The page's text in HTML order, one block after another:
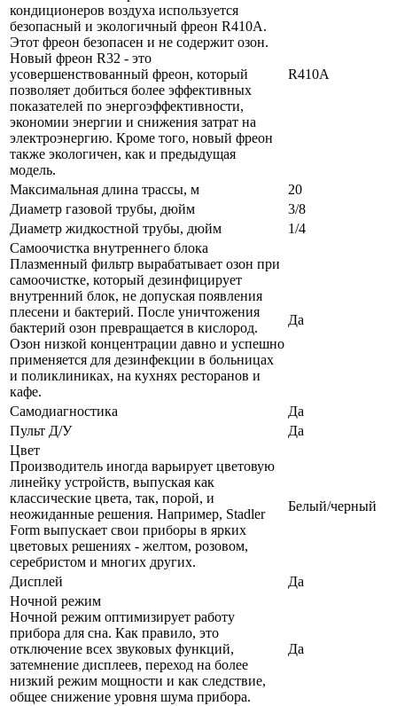
кондиционеров воздуха используется
безопасный и экологичный фреон R410A.
Этот фреон безопасен и не содержит озон.
Новый фреон R32 - это
усовершенствованный фреон, который
позволяет добиться более эффективных
показателей по энергоэффективности,
экономии энергии и снижения затрат на
электроэнергию. Кроме того, новый фреон
также экологичен, как и предыдущая
модель.
R410A
Максимальная длина трассы, м
20
Диаметр газовой трубы, дюйм
3/8
Диаметр жидкостной трубы, дюйм
1/4
Самоочистка внутреннего блока
Плазменный фильтр вырабатывает озон при
самоочистке, который дезинфицирует
внутренний блок, не допуская появления
плесени и бактерий. После уничтожения
бактерий озон превращается в кислород.
Озон низкой концентрации давно и успешно
применяется для дезинфекции в больницах
и поликлиниках, на кухнях ресторанов и
кафе.
Да
Самодиагностика
Да
Пульт Д/У
Да
Цвет
Производитель иногда варьирует цветовую
линейку устройств, выпуская как
классические цвета, так, порой, и
неожиданные решения. Например, Stadler
Form выпускает свои приборы в ярких
цветовых решениях - желтом, розовом,
серебристом и многих других.
Белый/черный
Дисплей
Да
Ночной режим
Ночной режим оптимизирует работу
прибора для сна. Как правило, это
отключение всех звуковых функций,
затемнение дисплеев, переход на более
низкий режим мощности и как следствие,
общее снижение уровня шума прибора.
Да